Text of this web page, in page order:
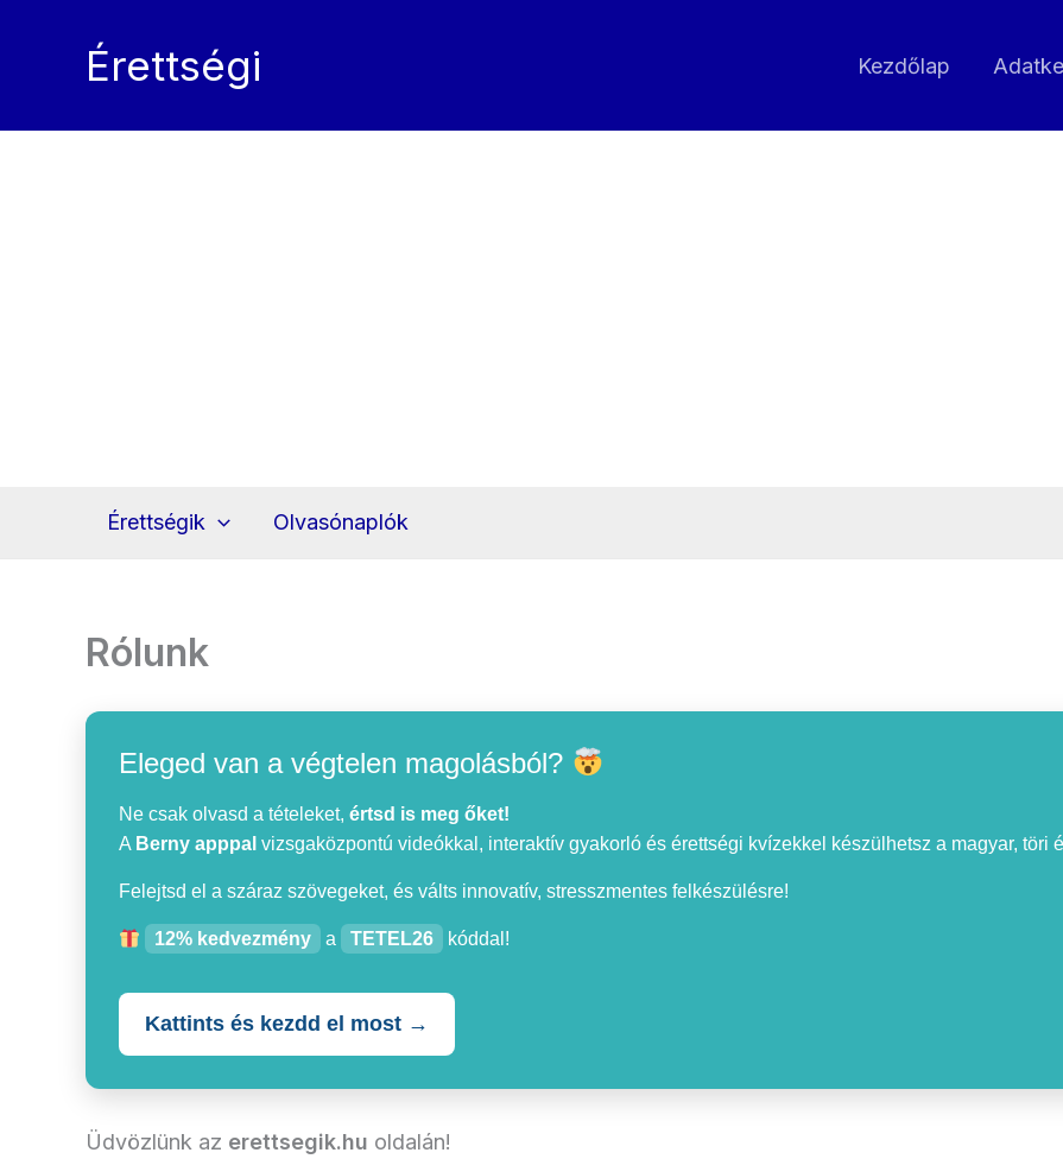
Érettségi Kezdőlap
Érettségik Olvasónaplók
Rólunk
Eleged van a végtelen magolásból?
Ne csak olvasd a tételeket, értsd is meg őket!
A Berny apppal vizsgaközpontú videókkal, interaktív gyakorló és érettségi kvízekkel készülhetsz a magyar, töri
Felejtsd el a száraz szövegeket, és válts innovatív, stresszmentes felkészülésre!
12% kedvezmény a TETEL26 kóddal!
Kattints és kezdd el most →
Üdvözlünk az erettsegik.hu oldalán!